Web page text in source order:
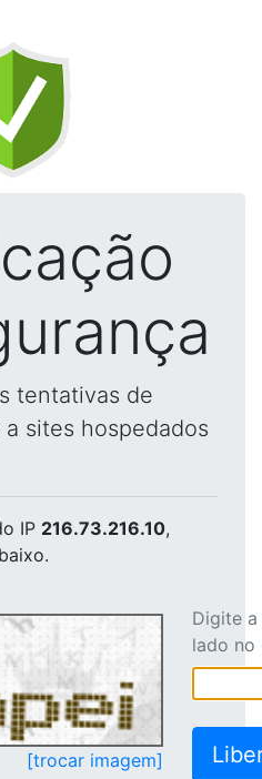
tentativas de
sites hospedados
IP 216.73.216.10,
[trocar imagem]
Digite
lado no